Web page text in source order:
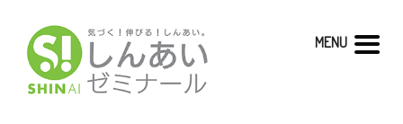
MENU